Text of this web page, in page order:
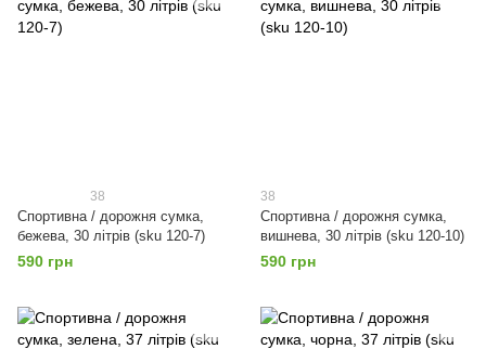
38
Спортивна / дорожня сумка,
бежева, 30 літрів (sku 120-7)
590 грн
38
Спортивна / дорожня сумка,
вишнева, 30 літрів (sku 120-10)
590 грн